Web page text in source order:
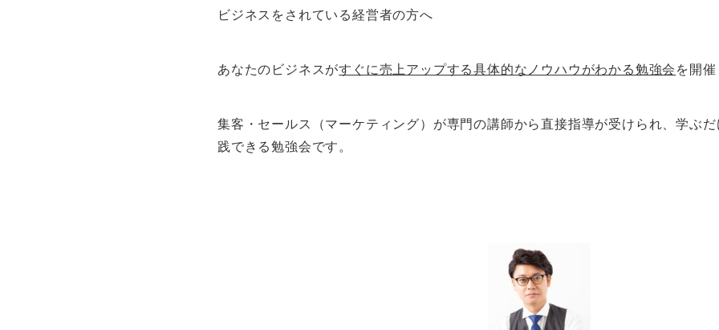
ビジネスをされている経営者の方へ
あなたのビジネスがすぐに売上アップする具体的なノウハウがわかる勉強会 を開
集客・セールス（マーケティング）が専門の講師から直接指導が受けられ、学ぶ
践できる勉強会です。